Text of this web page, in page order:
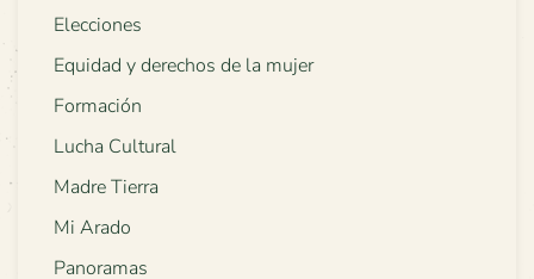
Elecciones
Equidad y derechos de la mujer
Formación
Lucha Cultural
Madre Tierra
Mi Arado
Panoramas